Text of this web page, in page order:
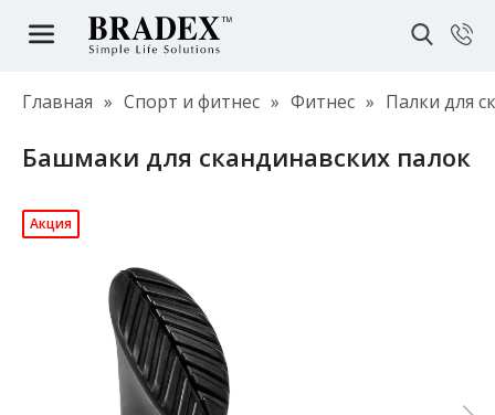
Главная » Спорт и фитнес » Фитнес » Палки для
Башмаки для скандинавских палок
Акция